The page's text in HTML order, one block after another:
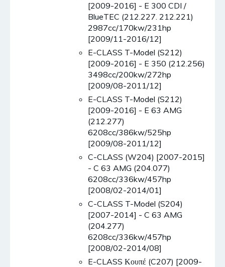
[2009-2016] - E 300 CDI /
BlueTEC (212.227. 212.221)
2987cc/170kw/231hp
[2009/11-2016/12]
E-CLASS T-Model (S212)
[2009-2016] - E 350 (212.256)
3498cc/200kw/272hp
[2009/08-2011/12]
E-CLASS T-Model (S212)
[2009-2016] - E 63 AMG
(212.277)
6208cc/386kw/525hp
[2009/08-2011/12]
C-CLASS (W204) [2007-2015]
- C 63 AMG (204.077)
6208cc/336kw/457hp
[2008/02-2014/01]
C-CLASS T-Model (S204)
[2007-2014] - C 63 AMG
(204.277)
6208cc/336kw/457hp
[2008/02-2014/08]
E-CLASS Κουπέ (C207) [2009-